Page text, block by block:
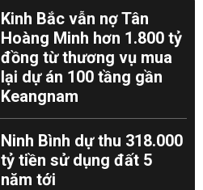
Kinh Bắc vẫn nợ Tân
Hoàng Minh hơn 1.800 tỷ
đồng từ thương vụ mua
lại dự án 100 tầng gần
Keangnam
Ninh Bình dự thu 318.000
tỷ tiền sử dụng đất 5
năm tới